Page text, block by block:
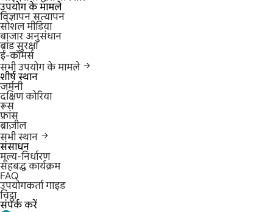
उपयोग के मामले
विज्ञापन सत्यापन
सोशल मीडिया
बाजार अनुसंधान
ब्रांड सुरक्षा
ई-कॉमर्स
सभी उपयोग के मामले
शीर्ष स्थान
जर्मनी
दक्षिण कोरिया
रूस
फ्रांस
ब्राज़ील
सभी स्थान
संसाधन
मूल्य-निर्धारण
सहबद्ध कार्यक्रम
FAQ
उपयोगकर्ता गाइड
चिट्ठा
संपर्क करें